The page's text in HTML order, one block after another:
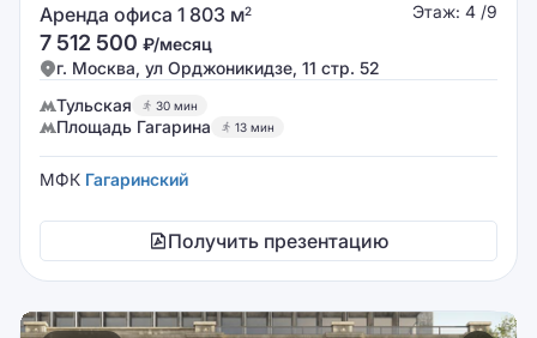
Аренда офиса 1 803 м2 Этаж: 4 /9
7 512 500 ₽/месяц
г. Москва, ул Орджоникидзе, 11 стр. 52
Тульская
30 мин
Площадь Гагарина 13 мин
МФК Гагаринский
Получить презентацию